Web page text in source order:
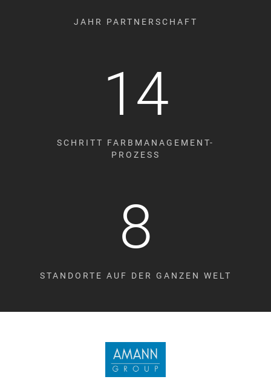
JAHR PARTNERSCHAFT
14
SCHRITT FARBMANAGEMENT-
PROZESS
8
STANDORTE AUF DER GANZEN WELT